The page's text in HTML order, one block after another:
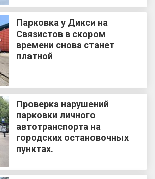
Парковка у Дикси на
Связистов в скором
времени снова станет
платной
Проверка нарушений
парковки личного
автотранспорта на
городских остановочных
пунктах.